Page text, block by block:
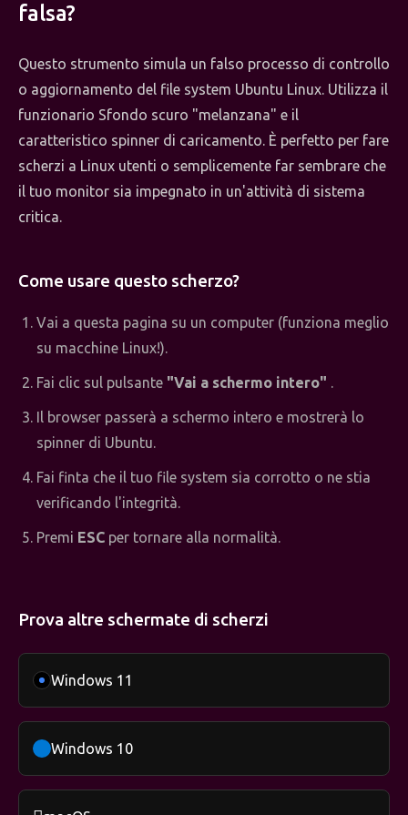
falsa?
Questo strumento simula un falso processo di controllo
o aggiornamento del file system Ubuntu Linux. Utilizza il
funzionario Sfondo scuro "melanzana" e il
caratteristico spinner di caricamento. È perfetto per fare
scherzi a Linux utenti o semplicemente far sembrare che
il tuo monitor sia impegnato in un'attività di sistema
critica.
Come usare questo scherzo?
Vai a questa pagina su un computer (funziona meglio
su macchine Linux!).
Fai clic sul pulsante "Vai a schermo intero" .
Il browser passerà a schermo intero e mostrerà lo
spinner di Ubuntu.
Fai finta che il tuo file system sia corrotto o ne stia
verificando l'integrità.
Premi ESC per tornare alla normalità.
Prova altre schermate di scherzi
Windows 11
Windows 10